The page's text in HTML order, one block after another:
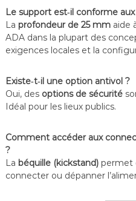
Le support est‑il conforme
La profondeur de 25 mmaide
ADA dans la plupart des
exigences locales et la
Existe‑t‑il une option antivol ?
Oui, des options de sécurité
Idéal pour les lieux publics.
Comment accéder aux
?
La béquille (kickstand)permet
connecter ou dépanner